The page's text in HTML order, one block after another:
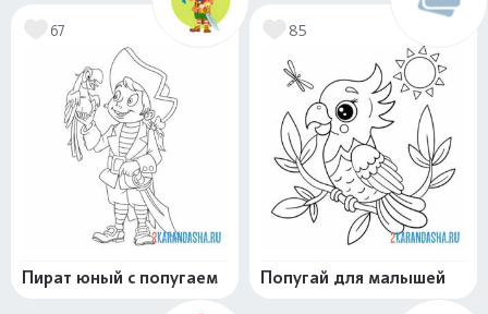
67
Пират юный с попугаем
85
Попугай для малышей